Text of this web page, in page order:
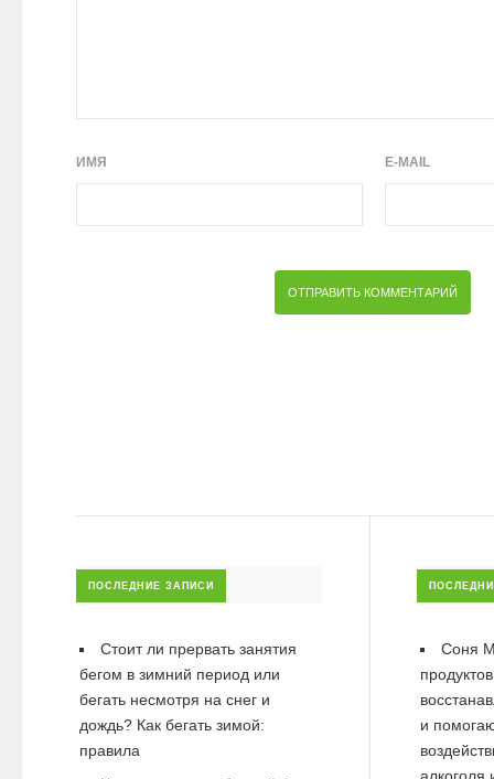
ИМЯ E-MAIL
ПОСЛЕДНИЕ ЗАПИСИ
Стоит ли прервать занятия
бегом в зимний период или
бегать несмотря на снег и
дождь? Как бегать зимой:
правила
Соня
и